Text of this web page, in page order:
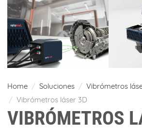
Home Soluciones
Vibrómetros
Vibrómetros láser 3D
VIBRÓMETROS